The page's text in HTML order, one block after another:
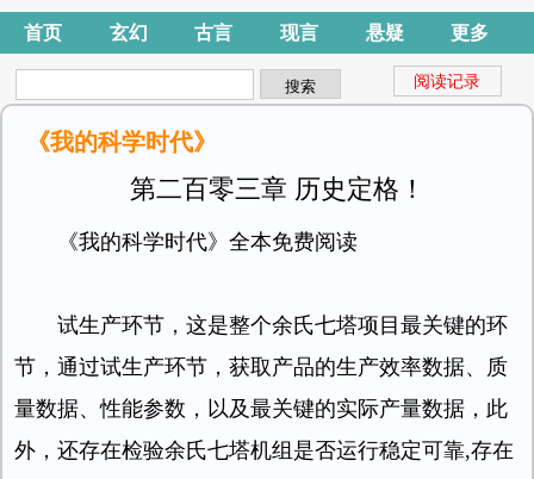
首页 玄幻 古言 现言 悬疑 更多
阅读记录
《我的科学时代》
第二百零三章 历史定格！
《我的科学时代》全本免费阅读
试生产环节，这是整个余氏七塔项目最关键的环
节，通过试生产环节，获取产品的生产效率数据、质
量数据、性能参数，以及最关键的实际产量数据，此
外，还存在检验余氏七塔机组是否运行稳定可靠,存在